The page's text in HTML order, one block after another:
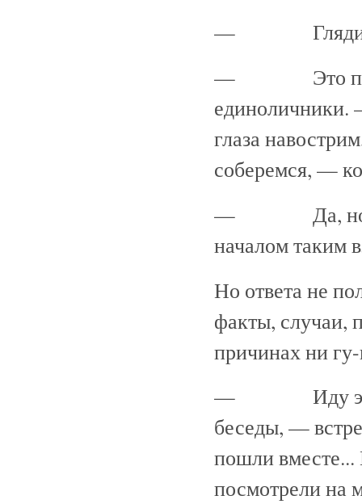
— Глядим мы
— Это
единоличники.
глаза
соберемся, —
— Да, но
началом таким
Но ответа не
факты, случаи,
причинах ни
— Иду это я
беседы, —
пошли вместе...
посмотрели на